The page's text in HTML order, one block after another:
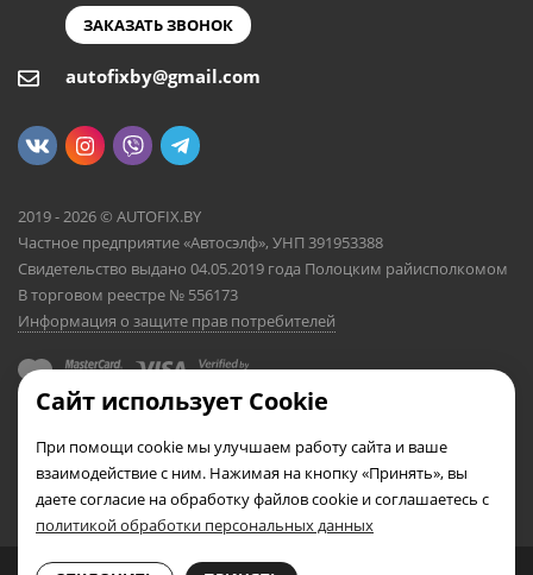
0
ЗАКАЗАТЬ ЗВОНОК
autofixby@gmail.com
2019 - 2026 © AUTOFIX.BY
Частное предприятие «Автосэлф», УНП 391953388
Свидетельство выдано 04.05.2019 года Полоцким райисполкомом
В торговом реестре № 556173
Информация о защите прав потребителей
Сайт использует Cookie
При помощи cookie мы улучшаем работу сайта и ваше
взаимодействие с ним. Нажимая на кнопку «Принять», вы
даете согласие на обработку файлов cookie и соглашаетесь с
политикой обработки персональных данных